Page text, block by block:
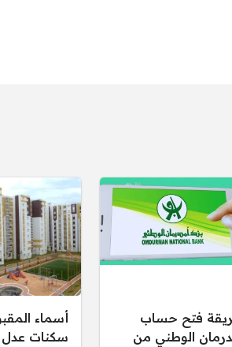
فتح حساب
الوطني من
أسماء